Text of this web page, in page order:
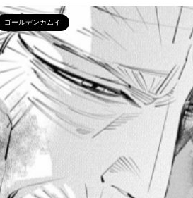
ゴールデンカムイ